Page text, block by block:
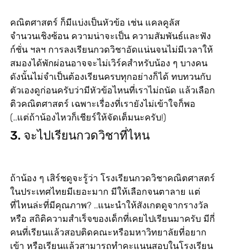
คณิตศาสตร์ ก็มีแบ่งเป็นหัวข้อ เช่น แคลคูลัส
จำนวนเชิงซ้อน ความน่าจะเป็น ความสัมพันธ์และฟัง
ก์ชั่น ฯลฯ การลงเรียนกวดวิชาอัดแน่นจนไม่มีเวลาให้
สมองได้พักผ่อนอาจจะไม่เวิร์คสำหรับน้อง ๆ บางคน
ดังนั้นไม่จำเป็นต้องเรียนครบทุกอย่างก็ได้ ทบทวนกับ
ตัวเองดูก่อนครับว่ามีหัวข้อไหนที่เราไม่ถนัด แล้วเลือก
ติวคณิตศาสตร์ เฉพาะเรื่องที่เรายังไม่เข้าใจก็พอ
(..แต่ถ้าน้องไหวก็เชียร์ให้จัดเต็มนะครับ!)
3. จะไปเรียนกวดวิชาที่ไหน
ถ้าน้อง ๆ เสิร์ชดูจะรู้ว่า โรงเรียนกวดวิชาคณิตศาสตร์
ในประเทศไทยมีเยอะมาก มีให้เลือกจนตาลาย แต่
ที่ไหนล่ะที่มีคุณภาพ? ..แนะนำให้สังเกตดูจากรางวัล
หรือ สถิติความสำเร็จของเด็กที่เคยไปเรียนมาครับ มีกี่
คนที่เรียนแล้วสอบติดคณะหรือมหาวิทยาลัยที่อยาก
เข้า หรือเรียนแล้วสามารถทำคะแนนสอบในโรงเรียน